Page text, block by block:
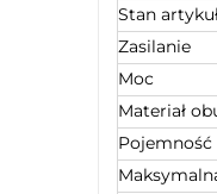
Stan
Zasilanie
Moc
Materiał
Pojemność